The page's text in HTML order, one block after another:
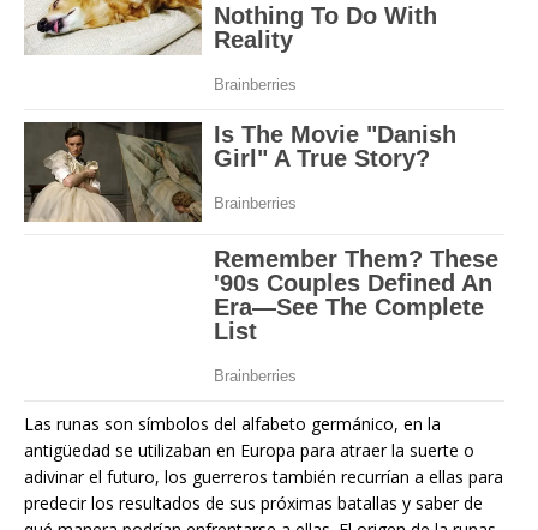
Las runas son símbolos del alfabeto germánico, en la
antigüedad se utilizaban en Europa para atraer la suerte o
adivinar el futuro, los guerreros también recurrían a ellas para
predecir los resultados de sus próximas batallas y saber de